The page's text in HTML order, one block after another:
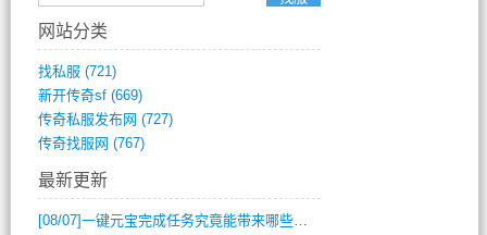
网站分类
找私服 (721)
新开传奇sf(669)
传奇私服发布网 (727)
传奇找服网 (767)
最新更新
[08/07]一键元宝完成任务究竟能带来哪些超值优势？